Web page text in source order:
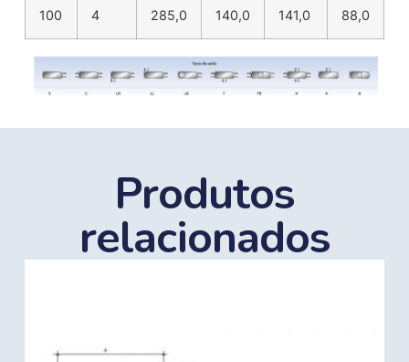
100 4 285,0 140,0 141,0 88,0
Produtos
relacionados